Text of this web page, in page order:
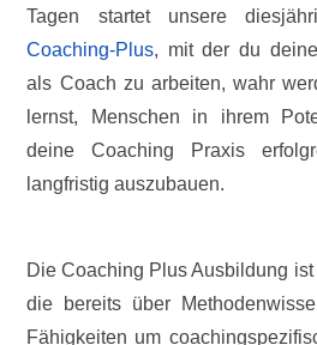
Tagen startet unsere
Coaching-Plus, mit der du
als Coach zu arbeiten, wahr
lernst, Menschen in ihrem
deine Coaching Praxis
langfristig auszubauen.
Die Coaching Plus Ausbildung
die bereits über
Fähigkeiten um